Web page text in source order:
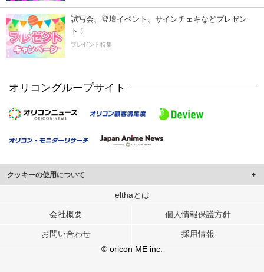
試写会、登壇イベント、サインチェキなどプレゼン
ト！
プレゼント特集
オリコングループサイト
クッキーの使用について
このサイトでは Cookie を使用して、ユーザーに合わせたコンテンツや広告の
行っています。
メディアや広告配信、データ解析の各パートナーに提供しています。
ユーザーが各パートナーのサービスを使用したときに収集した他の情報を組み
elthaとは
会社概要 個人情報保護方針
お問い合わせ
採用情報
© oricon ME inc.